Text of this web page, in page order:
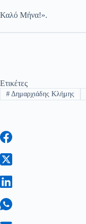
Καλό Μήνα!».
Ετικέτες
#Δημαρχιάδης Κλήμης